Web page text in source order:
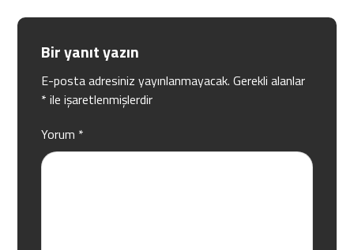
Bir yanıt yazın
E-posta adresiniz yayınlanmayacak. Gerekli alanlar
* ile işaretlenmişlerdir
Yorum *